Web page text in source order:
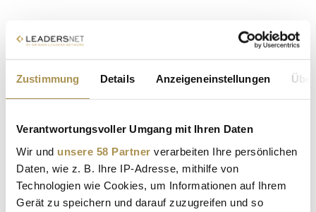
Zustimmung Details Anzeigeneinstellungen
Verantwortungsvoller Umgang mit Ihren Daten
Wir und unsere 58 Partner verarbeiten Ihre persönlichen
Daten, wie z. B. Ihre IP-Adresse, mithilfe von
Technologien wie Cookies, um Informationen auf Ihrem
Gerät zu speichern und darauf zuzugreifen und so